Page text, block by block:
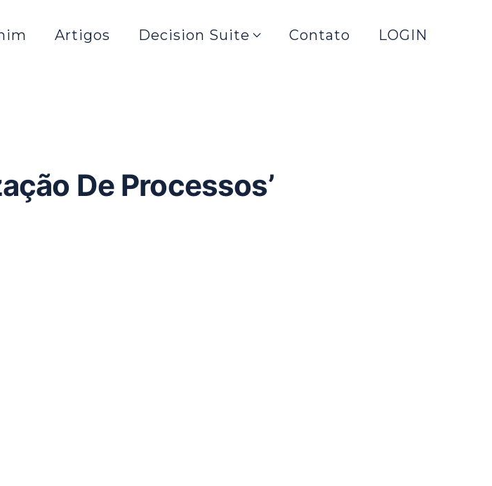
Artigos Decision Suite Contato LOGIN
De Processos’